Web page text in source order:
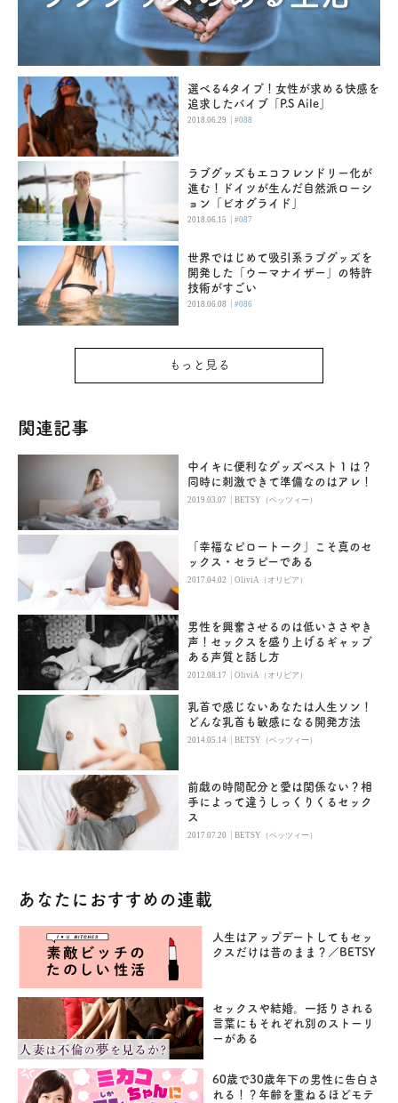
選べる4タイプ！女性が求める快感を
追求したバイブ「P.S Aile」
2018.06.29 |#088
ラブグッズもエコフレンドリー化が
進む！ドイツが生んだ自然派ローシ
ョン「ビオグライド」
2018.06.15 |#087
世界ではじめて吸引系ラブグッズを
開発した「ウーマナイザー」の特許
技術がすごい
2018.06.08 |#086
もっと見る
関連記事
中イキに便利なグッズベスト１は？
同時に刺激できて準備なのはアレ！
2019.03.07 |BETSY（ベッツィー）
「幸福なピロートーク」こそ真のセ
ックス・セラピーである
2017.04.02 |OliviA（オリビア）
男性を興奮させるのは低いささやき
声！セックスを盛り上げるギャップ
ある声質と話し方
2012.08.17 |OliviA（オリビア）
乳首で感じないあなたは人生ソン！
どんな乳首も敏感になる開発方法
2014.05.14 |BETSY（ベッツィー）
前戯の時間配分と愛は関係ない？相
手によって違うしっくりくるセック
ス
2017.07.20 |BETSY（ベッツィー）
あなたにおすすめの連載
人生はアップデートしてもセッ
クスだけは昔のまま？／BETSY
セックスや結婚。一括りされる
言葉にもそれぞれ別のストーリ
ーがある
60歳で30歳年下の男性に告白さ
れる！？年齢を重ねるほどモテ